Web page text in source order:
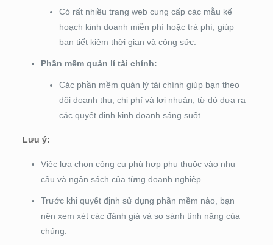
Có rất nhiều trang web cung cấp các mẫu kế
hoạch kinh doanh miễn phí hoặc trả phí, giúp
bạn tiết kiệm thời gian và công sức.
Phần mềm quản lí tài chính:
Các phần mềm quản lý tài chính giúp bạn theo
dõi doanh thu, chi phí và lợi nhuận, từ đó đưa ra
các quyết định kinh doanh sáng suốt.
Lưu ý:
Việc lựa chọn công cụ phù hợp phụ thuộc vào nhu
cầu và ngân sách của từng doanh nghiệp.
Trước khi quyết định sử dụng phần mềm nào, bạn
nên xem xét các đánh giá và so sánh tính năng của
chúng.